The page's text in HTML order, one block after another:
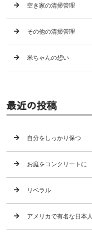
空き家の清掃管理
その他の清掃管理
米ちゃんの想い
最近の投稿
自分をしっかり保つ
お庭をコンクリートに
リベラル
アメリカで有名な日本人